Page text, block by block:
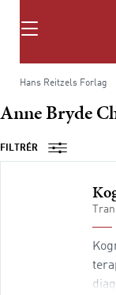
Søg
Hans Reitzels Forlag
Anne Bryde
FILTRÉR